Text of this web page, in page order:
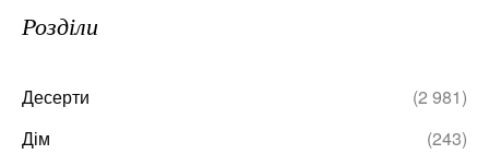
Розділи
Десерти
(2 981)
Дім
(243)